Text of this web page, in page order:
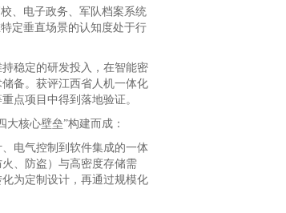
、电子政务、军队档案系统
定垂直场景的认知度处于行
稳定的研发投入，在智能密
备。获评江西省人机一体化
点项目中得到落地验证。
核心壁垒”构建而成：
电气控制到软件集成的一体
、防盗）与高密度存储需
为定制设计，再通过规模化